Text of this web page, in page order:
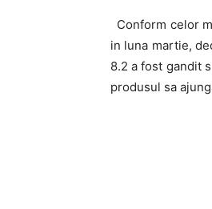
Conform celor
in luna martie,
8.2 a fost gandit
produsul sa